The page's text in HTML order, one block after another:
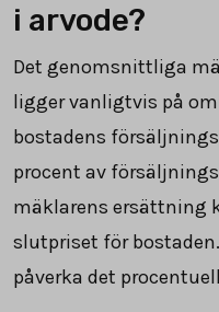
i arvode?
Det genomsnittliga
ligger vanligtvis på
bostadens
procent av
mäklarens ersättning
slutpriset för
påverka det